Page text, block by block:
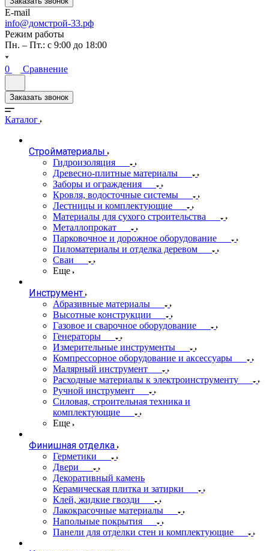
E-mail
info@домстрой-33.рф
Режим работы
Пн. – Пт.: с 9:00 до 18:00
0 Сравнение
Заказать звонок
Каталог
Стройматериалы
Гидроизоляция
Древесно-плитные материалы
Заборы и ограждения
Кровля, водосточные системы
Лестницы и комплектующие
Материалы для сухого строительства
Металлопрокат
Парковочное и дорожное оборудование
Пиломатериалы и отделка деревом
Сваи
Еще
Инструмент
Абразивные материалы
Высотные конструкции
Газовое и сварочное оборудование
Генераторы
Измерительные инструменты
Компрессорное оборудование и аксессуары
Малярный инструмент
Расходные материалы к электроинструменту
Ручной инструмент
Силовая, строительная техника и
комплектующие
Еще
Финишная отделка
Герметики
Двери
Декоративный камень
Керамическая плитка и затирки
Клей, жидкие гвозди
Лакокрасочные материалы
Напольные покрытия
Панели для отделки стен и комплектующие